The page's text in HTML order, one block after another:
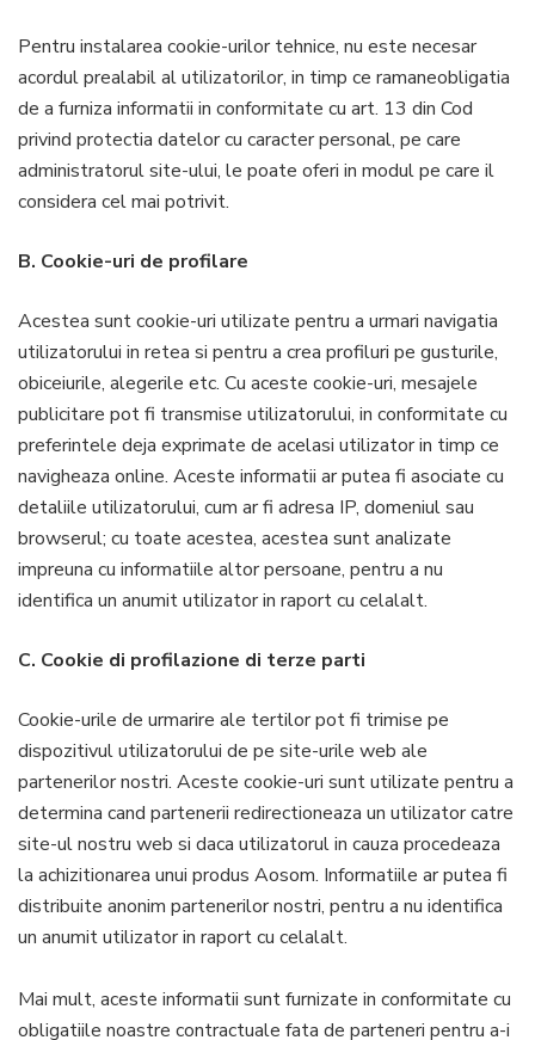
Pentru instalarea cookie-urilor tehnice, nu este necesar
acordul prealabil al utilizatorilor, in timp ce ramaneobligatia
de a furniza informatii in conformitate cu art. 13 din Cod
privind protectia datelor cu caracter personal, pe care
administratorul site-ului, le poate oferi in modul pe care il
considera cel mai potrivit.
B. Cookie-uri de profilare
Acestea sunt cookie-uri utilizate pentru a urmari navigatia
utilizatorului in retea si pentru a crea profiluri pe gusturile,
obiceiurile, alegerile etc. Cu aceste cookie-uri, mesajele
publicitare pot fi transmise utilizatorului, in conformitate cu
preferintele deja exprimate de acelasi utilizator in timp ce
navigheaza online. Aceste informatii ar putea fi asociate cu
detaliile utilizatorului, cum ar fi adresa IP, domeniul sau
browserul; cu toate acestea, acestea sunt analizate
impreuna cu informatiile altor persoane, pentru a nu
identifica un anumit utilizator in raport cu celalalt.
C. Cookie di profilazione di terze parti
Cookie-urile de urmarire ale tertilor pot fi trimise pe
dispozitivul utilizatorului de pe site-urile web ale
partenerilor nostri. Aceste cookie-uri sunt utilizate pentru a
determina cand partenerii redirectioneaza un utilizator catre
site-ul nostru web si daca utilizatorul in cauza procedeaza
la achizitionarea unui produs Aosom. Informatiile ar putea fi
distribuite anonim partenerilor nostri, pentru a nu identifica
un anumit utilizator in raport cu celalalt.
Mai mult, aceste informatii sunt furnizate in conformitate cu
obligatiile noastre contractuale fata de parteneri pentru a-i